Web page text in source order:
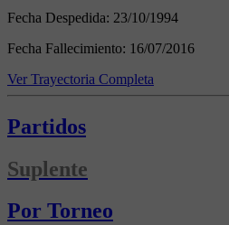
Fecha Despedida: 23/10/1994
Fecha Fallecimiento: 16/07/2016
Ver Trayectoria Completa
Partidos
Suplente
Por Torneo